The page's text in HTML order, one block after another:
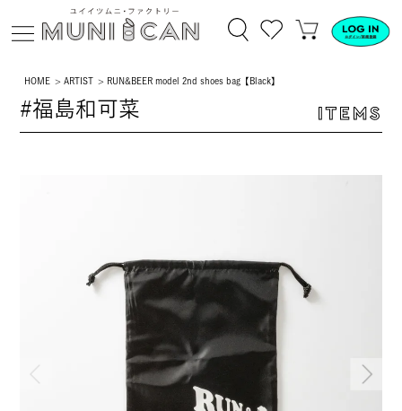
HOME ARTIST RUN&BEER model 2nd shoes bag【Black】
#福島和可菜 ITEMS